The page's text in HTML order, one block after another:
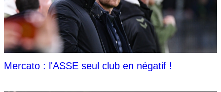
Mercato : l'ASSE seul club en négatif !